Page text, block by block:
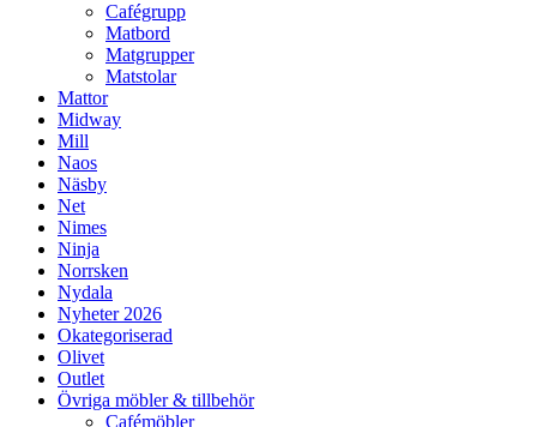
Cafégrupp
Matbord
Matgrupper
Matstolar
Mattor
Midway
Mill
Naos
Näsby
Net
Nimes
Ninja
Norrsken
Nydala
Nyheter 2026
Okategoriserad
Olivet
Outlet
Övriga möbler & tillbehör
Cafémöbler